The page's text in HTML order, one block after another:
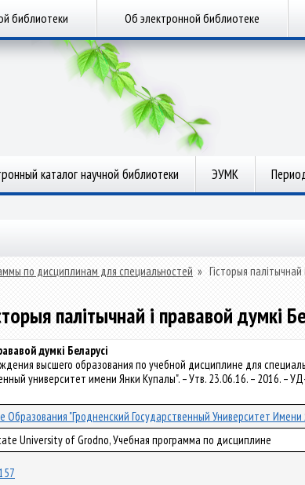
библиотеки Об электронной библиотеке
каталог научной библиотеки ЭУМК
по дисциплинам для специальностей » Гісторыя палітычнай
палітычнай і прававой думкі
думкі Беларусі
высшего образования по учебной дисциплине для
университет имени Янки Купалы". – Утв. 23.06.16. – 2016. –
Образования "Гродненский Государственный Университет
University of Grodno, Учебная программа по дисциплине